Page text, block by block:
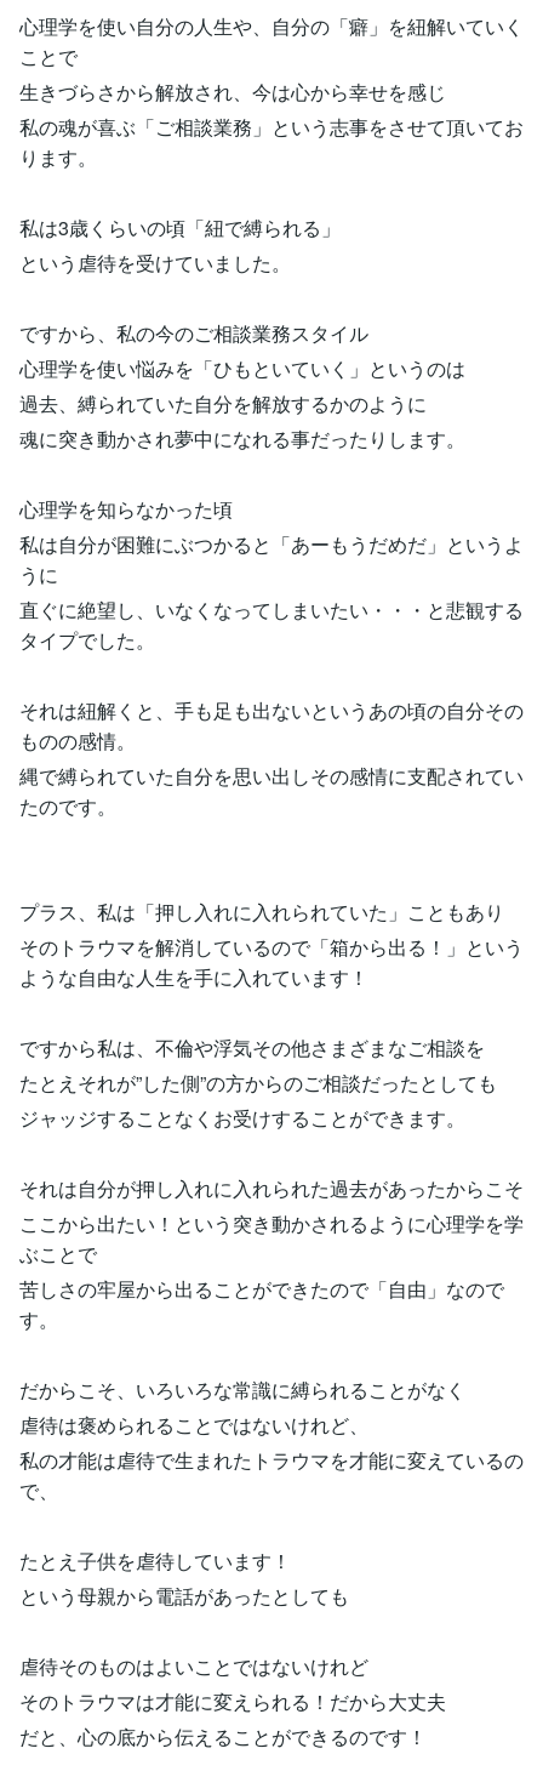
心理学を使い自分の人生や、自分の「癖」を紐解いていく
ことで
生きづらさから解放され、今は心から幸せを感じ
私の魂が喜ぶ「ご相談業務」という志事をさせて頂いてお
ります。
私は3歳くらいの頃「紐で縛られる」
という虐待を受けていました。
ですから、私の今のご相談業務スタイル
心理学を使い悩みを「ひもといていく」というのは
過去、縛られていた自分を解放するかのように
魂に突き動かされ夢中になれる事だったりします。
心理学を知らなかった頃
私は自分が困難にぶつかると「あーもうだめだ」というよ
うに
直ぐに絶望し、いなくなってしまいたい・・・と悲観する
タイプでした。
それは紐解くと、手も足も出ないというあの頃の自分その
ものの感情。
縄で縛られていた自分を思い出しその感情に支配されてい
たのです。
プラス、私は「押し入れに入れられていた」こともあり
そのトラウマを解消しているので「箱から出る！」という
ような自由な人生を手に入れています！
ですから私は、不倫や浮気その他さまざまなご相談を
たとえそれが”した側”の方からのご相談だったとしても
ジャッジすることなくお受けすることができます。
それは自分が押し入れに入れられた過去があったからこそ
ここから出たい！という突き動かされるように心理学を学
ぶことで
苦しさの牢屋から出ることができたので「自由」なので
す。
だからこそ、いろいろな常識に縛られることがなく
虐待は褒められることではないけれど、
私の才能は虐待で生まれたトラウマを才能に変えているの
で、
たとえ子供を虐待しています！
という母親から電話があったとしても
虐待そのものはよいことではないけれど
そのトラウマは才能に変えられる！だから大丈夫
だと、心の底から伝えることができるのです！